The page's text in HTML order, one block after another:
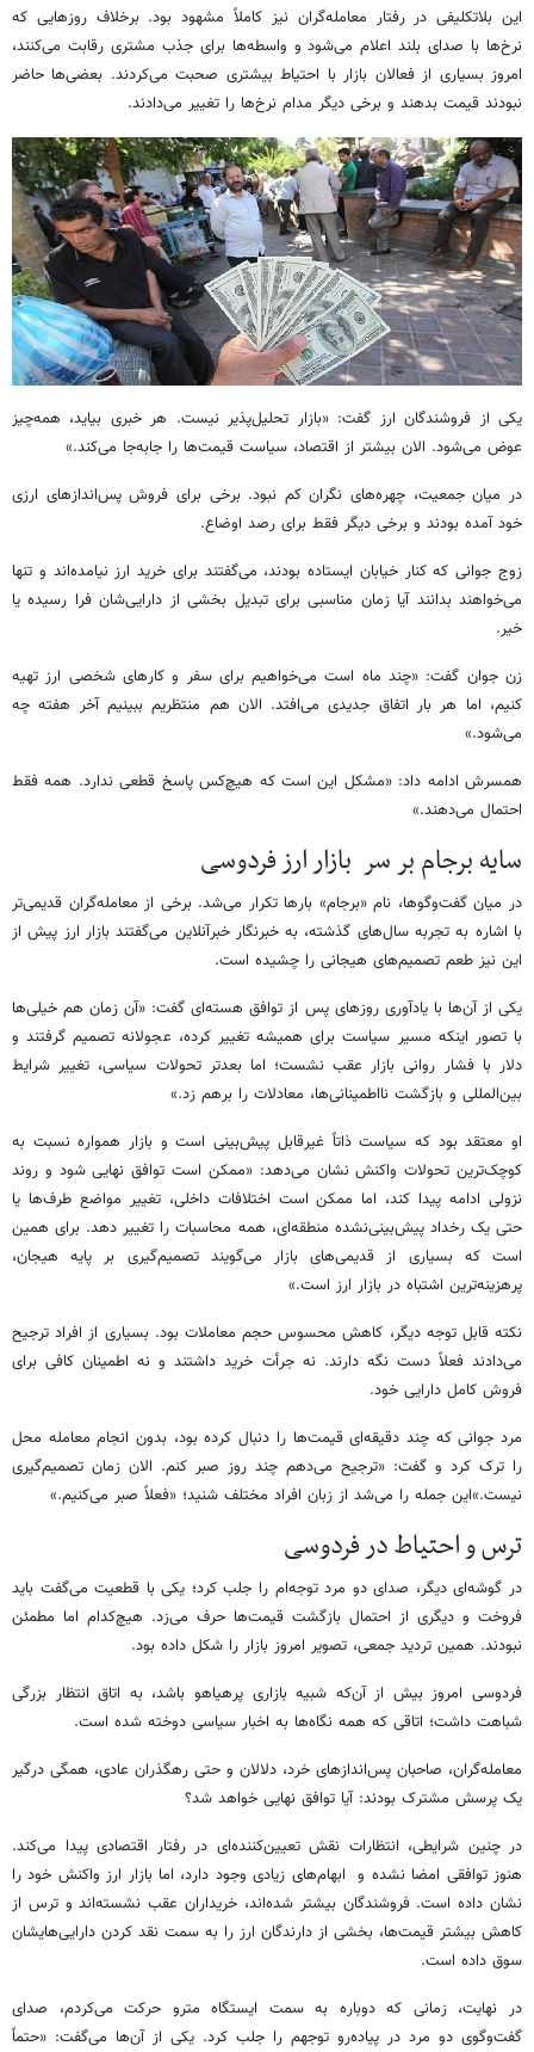
این بلاتکلیفی در رفتار معامله‌گران نیز کاملاً مشهود بود. برخلاف روزهایی که
نرخ‌ها با صدای بلند اعلام می‌شود و واسطه‌ها برای جذب مشتری رقابت می‌کنند،
امروز بسیاری از فعالان بازار با احتیاط بیشتری صحبت می‌کردند. بعضی‌ها حاضر
نبودند قیمت بدهند و برخی دیگر مدام نرخ‌ها را تغییر می‌دادند.
یکی از فروشندگان ارز گفت: «بازار تحلیل‌پذیر نیست. هر خبری بیاید، همه‌چیز
عوض می‌شود. الان بیشتر از اقتصاد، سیاست قیمت‌ها را جابه‌جا می‌کند.»
در میان جمعیت، چهره‌های نگران کم نبود. برخی برای فروش پس‌اندازهای ارزی
خود آمده بودند و برخی دیگر فقط برای رصد اوضاع.
زوج جوانی که کنار خیابان ایستاده بودند، می‌گفتند برای خرید ارز نیامده‌اند و تنها
می‌خواهند بدانند آیا زمان مناسبی برای تبدیل بخشی از دارایی‌شان فرا رسیده یا
خیر.
زن جوان گفت: «چند ماه است می‌خواهیم برای سفر و کارهای شخصی ارز تهیه
کنیم، اما هر بار اتفاق جدیدی می‌افتد. الان هم منتظریم ببینیم آخر هفته چه
می‌شود.»
همسرش ادامه داد: «مشکل این است که هیچ‌کس پاسخ قطعی ندارد. همه فقط
احتمال می‌دهند.»
سایه برجام بر سر بازار ارز فردوسی
در میان گفت‌وگوها، نام «برجام» بارها تکرار می‌شد. برخی از معامله‌گران قدیمی‌تر
با اشاره به تجربه سال‌های گذشته، به خبرنگار خبرآنلاین می‌گفتند بازار ارز پیش از
این نیز طعم تصمیم‌های هیجانی را چشیده است.
یکی از آن‌ها با یادآوری روزهای پس از توافق هسته‌ای گفت: «آن زمان هم خیلی‌ها
با تصور اینکه مسیر سیاست برای همیشه تغییر کرده، عجولانه تصمیم گرفتند و
دلار با فشار روانی بازار عقب نشست؛ اما بعدتر تحولات سیاسی، تغییر شرایط
بین‌المللی و بازگشت نااطمینانی‌ها، معادلات را برهم زد.»
او معتقد بود که سیاست ذاتاً غیرقابل پیش‌بینی است و بازار همواره نسبت به
کوچک‌ترین تحولات واکنش نشان می‌دهد: «ممکن است توافق نهایی شود و روند
نزولی ادامه پیدا کند، اما ممکن است اختلافات داخلی، تغییر مواضع طرف‌ها یا
حتی یک رخداد پیش‌بینی‌نشده منطقه‌ای، همه محاسبات را تغییر دهد. برای همین
است که بسیاری از قدیمی‌های بازار می‌گویند تصمیم‌گیری بر پایه هیجان،
پرهزینه‌ترین اشتباه در بازار ارز است.»
نکته قابل توجه دیگر، کاهش محسوس حجم معاملات بود. بسیاری از افراد ترجیح
می‌دادند فعلاً دست نگه دارند. نه جرأت خرید داشتند و نه اطمینان کافی برای
فروش کامل دارایی خود.
مرد جوانی که چند دقیقه‌ای قیمت‌ها را دنبال کرده بود، بدون انجام معامله محل
را ترک کرد و گفت: «ترجیح می‌دهم چند روز صبر کنم. الان زمان تصمیم‌گیری
نیست.»این جمله را می‌شد از زبان افراد مختلف شنید؛ «فعلاً صبر می‌کنیم.»
ترس و احتیاط در فردوسی
در گوشه‌ای دیگر، صدای دو مرد توجه‌ام را جلب کرد؛ یکی با قطعیت می‌گفت باید
فروخت و دیگری از احتمال بازگشت قیمت‌ها حرف می‌زد. هیچ‌کدام اما مطمئن
نبودند. همین تردید جمعی، تصویر امروز بازار را شکل داده بود.
فردوسی امروز بیش از آن‌که شبیه بازاری پرهیاهو باشد، به اتاق انتظار بزرگی
شباهت داشت؛ اتاقی که همه نگاه‌ها به اخبار سیاسی دوخته شده است.
معامله‌گران، صاحبان پس‌اندازهای خرد، دلالان و حتی رهگذران عادی، همگی درگیر
یک پرسش مشترک بودند: آیا توافق نهایی خواهد شد؟
در چنین شرایطی، انتظارات نقش تعیین‌کننده‌ای در رفتار اقتصادی پیدا می‌کند.
هنوز توافقی امضا نشده و ابهام‌های زیادی وجود دارد، اما بازار ارز واکنش خود را
نشان داده است. فروشندگان بیشتر شده‌اند، خریداران عقب نشسته‌اند و ترس از
کاهش بیشتر قیمت‌ها، بخشی از دارندگان ارز را به سمت نقد کردن دارایی‌هایشان
سوق داده است.
در نهایت، زمانی که دوباره به سمت ایستگاه مترو حرکت می‌کردم، صدای
گفت‌وگوی دو مرد در پیاده‌رو توجهم را جلب کرد. یکی از آن‌ها می‌گفت: «حتماً